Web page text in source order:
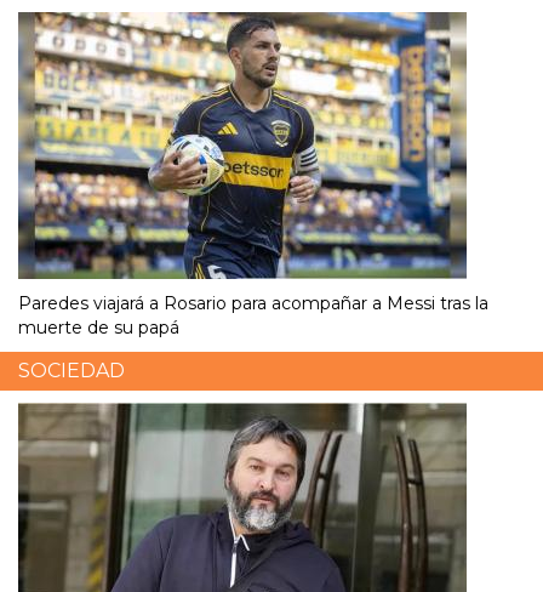
Paredes viajará a Rosario para acompañar a Messi tras la
muerte de su papá
SOCIEDAD